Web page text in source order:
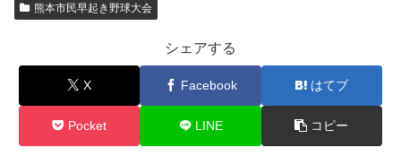
熊本市民早起き野球大会
シェアする
X Facebook はてブ
Pocket LINE コピー